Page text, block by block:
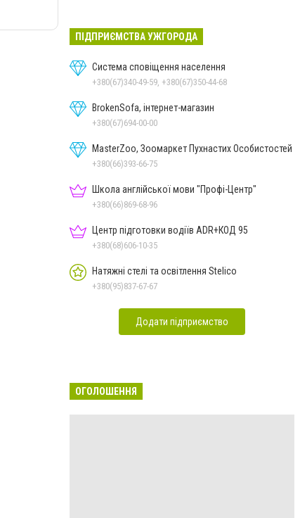
полеглим захисником
Артемом Ромчаком
19 липня
ПІДПРИЄМСТВА УЖГОРОДА
Система сповіщення населення
+380(67)340-49-59, +380(67)350-44-68
BrokenSofa, інтернет-магазин
+380(67)694-00-00
MasterZoo, Зоомаркет Пухнастих Особистостей
+380(66)393-66-75
Школа англійської мови "Профі-Центр"
+380(66)869-68-96
Центр підготовки водіїв ADR+КОД 95
+380(68)606-10-35
Натяжні стелі та освітлення Stelico
+380(95)837-67-67
Додати підприємство
ОГОЛОШЕННЯ